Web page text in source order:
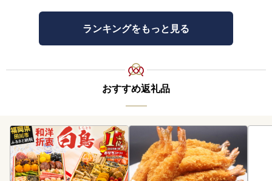
ランキングをもっと見る
おすすめ返礼品